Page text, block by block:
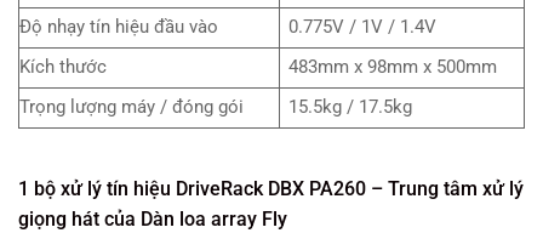
Độ nhạy tín hiệu đầu vào
0.775V / 1V / 1.4V
Kích thước
483mm x 98mm x 500mm
Trọng lượng máy / đóng gói
15.5kg / 17.5kg
1 bộ xử lý tín hiệu DriveRack DBX PA260 – Trung tâm xử lý
giọng hát của Dàn loa array Fly